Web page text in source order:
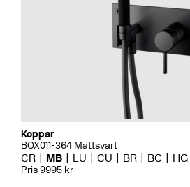
Koppar
BOX011-364 Mattsvart
CR MB LU CU BR BC HG
Pris 9995 kr